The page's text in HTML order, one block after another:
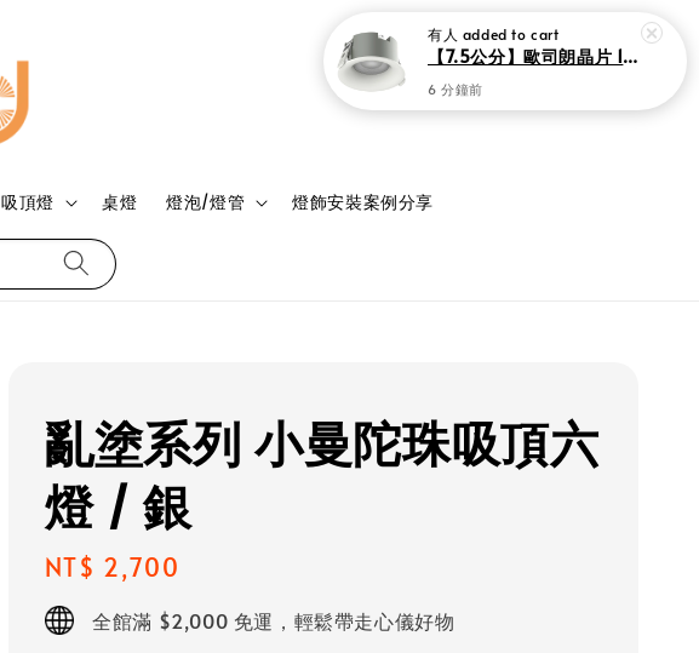
吸頂燈 桌燈 燈泡/燈管 燈飾安裝案例分享
登入
亂塗系列 小曼陀珠吸頂六
燈 / 銀
Regular
price
NT$ 2,700
全館滿 $2,000 免運，輕鬆帶走心儀好物